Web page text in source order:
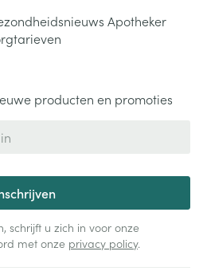
Apotheker
producten en promoties
schrijft u zich in voor onze
met onze privacy policy.